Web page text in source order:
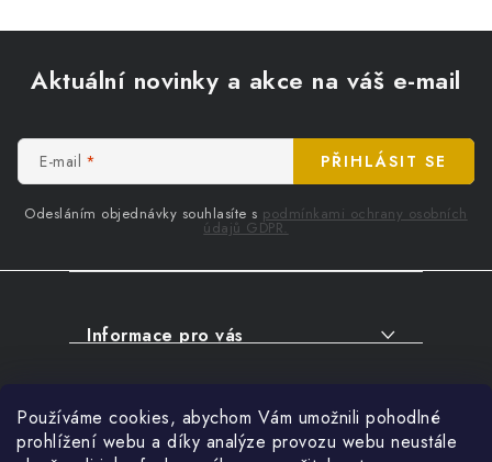
Používáme cookies, abychom Vám umožnili pohodlné
prohlížení webu a díky analýze provozu webu neustále
Aktuální novinky a akce na váš e-mail
E-mail
Odesláním objednávky souhlasíte s podmínkami ochrany osobních
údajů GDPR.
PŘIHLÁSIT SE
Informace pro vás
SERVIS
Facebook